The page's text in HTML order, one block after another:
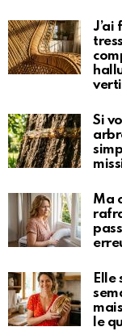
J’ai
Si
Ma
Elle
le